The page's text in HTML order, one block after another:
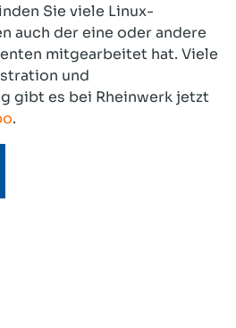
Sie viele Linux-
auch der eine oder andere
mitgearbeitet hat. Viele
und
gibt es bei Rheinwerk jetzt
.